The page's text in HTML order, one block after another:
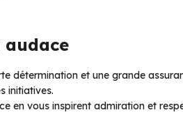
détermination et une grande
initiatives.
en vous inspirent admiration et